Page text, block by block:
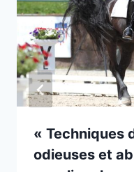
« Techniques
odieuses et